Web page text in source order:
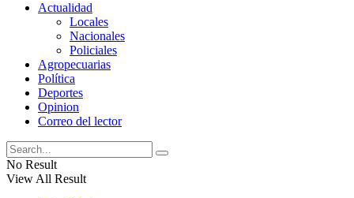
Actualidad
Locales
Nacionales
Policiales
Agropecuarias
Política
Deportes
Opinion
Correo del lector
No Result
View All Result